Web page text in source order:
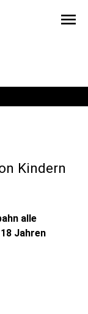
menu
Kindern
alle
Jahren